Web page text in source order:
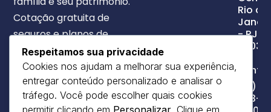
Cotação gratuita de
seguros e planos de
saúde. Atendimento
humanizado em todo o
Brasil.
Rio de
- RJ,
20031-
(21)
2113-
Respeitamos sua privacidade
Cookies nos ajudam a melhorar sua experiência,
entregar conteúdo personalizado e analisar o
tráfego. Você pode escolher quais cookies
permitir clicando em Personalizar . Clique em